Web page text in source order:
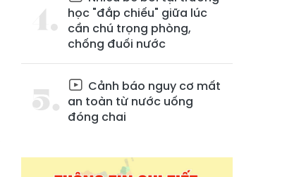
học "đắp chiếu" giữa lúc
cần chú trọng phòng,
chống đuối nước
Cảnh báo nguy cơ mất
an toàn từ nước uống
đóng chai